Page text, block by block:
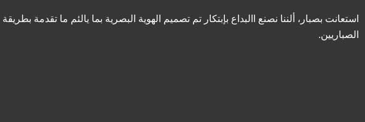
استعانت بصبار، ألننا نصنع االبداع بإبتكار تم تصميم الهوية البصرية بما يالئم ما تقدمة بطريقة
الصباريين.